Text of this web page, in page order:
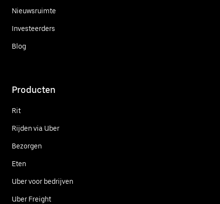
Nieuwsruimte
Investeerders
Blog
Producten
Rit
Rijden via Uber
Bezorgen
Eten
Uber voor bedrijven
Uber Freight